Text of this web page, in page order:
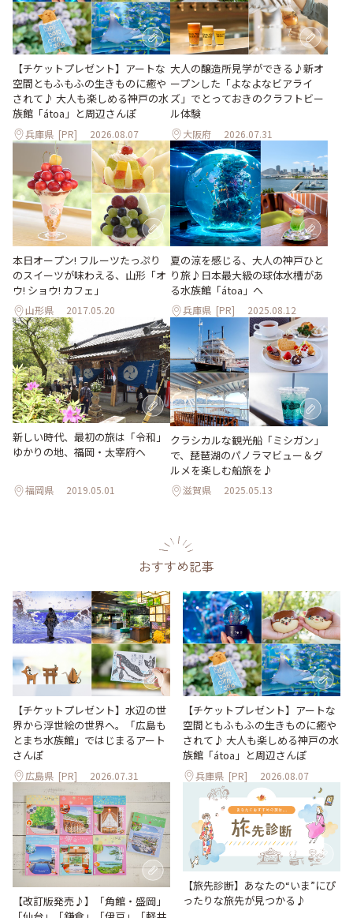
【チケットプレゼント】アートな
空間ともふもふの生きものに癒や
されて♪ 大人も楽しめる神戸の水
族館「átoa」と周辺さんぽ
兵庫県 [PR] 2026.08.07
大人の醸造所見学ができる♪新オ
ープンした「よなよなビアライ
ズ」でとっておきのクラフトビー
ル体験
大阪府 2026.07.31
本日オープン! フルーツたっぷり
のスイーツが味わえる、山形「オ
ウ! ショウ! カフェ」
山形県 2017.05.20
夏の涼を感じる、大人の神戸ひと
り旅♪日本最大級の球体水槽があ
る水族館「átoa」へ
兵庫県 [PR] 2025.08.12
新しい時代、最初の旅は「令和」
ゆかりの地、福岡・太宰府へ
福岡県 2019.05.01
クラシカルな観光船「ミシガン」
で、琵琶湖のパノラマビュー＆グ
ルメを楽しむ船旅を♪
滋賀県 2025.05.13
おすすめ記事
【チケットプレゼント】水辺の世
界から浮世絵の世界へ。「広島も
とまち水族館」ではじまるアート
さんぽ
広島県 [PR] 2026.07.31
【チケットプレゼント】アートな
空間ともふもふの生きものに癒や
されて♪ 大人も楽しめる神戸の水
族館「átoa」と周辺さんぽ
兵庫県 [PR] 2026.08.07
【改訂版発売♪】「角館・盛岡」
【旅先診断】あなたの“いま”にぴ
ったりな旅先が見つかる♪